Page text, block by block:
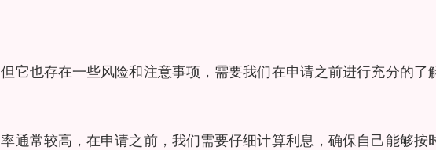
它也存在一些风险和注意事项，需要我们在申请之前进行充分的了
通常较高，在申请之前，我们需要仔细计算利息，确保自己能够按